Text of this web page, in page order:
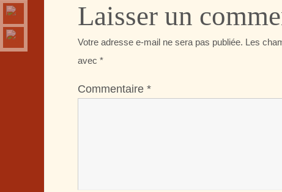
Laisser un
Votre adresse e-mail ne sera pas publiée. Les
avec *
Commentaire *